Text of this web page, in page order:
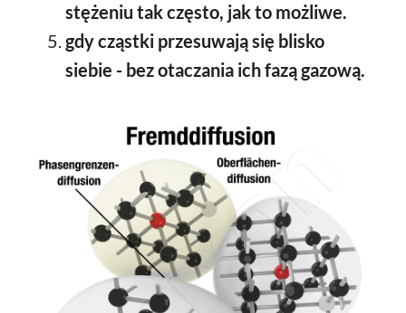
stężeniu tak często, jak to możliwe.
gdy cząstki przesuwają się blisko
siebie - bez otaczania ich fazą gazową.